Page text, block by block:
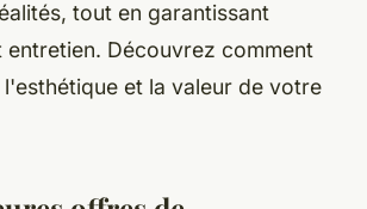
tout en garantissant
entretien. Découvrez comment
l'esthétique et la valeur de votre